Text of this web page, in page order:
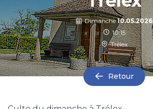
Dimanche10.05.2026
10:15
Trélex
Retour